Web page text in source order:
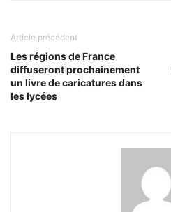
Article précédent
Les régions de France
diffuseront prochainement
un livre de caricatures dans
les lycées